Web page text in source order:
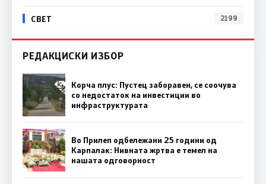
СВЕТ 2199
РЕДАКЦИСКИ ИЗБОР
Корча плус: Пустец заборавен, се соочува
со недостаток на инвестиции во
инфраструктурата
Во Прилеп одбележани 25 години од
Карпалак: Нивната жртва е темел на
нашата одговорност